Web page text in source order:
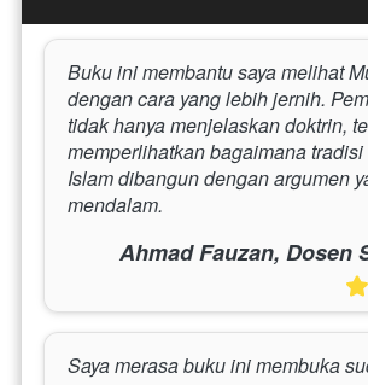
Buku ini membantu saya melihat
dengan cara yang lebih jernih.
tidak hanya menjelaskan doktrin,
memperlihatkan bagaimana
Islam dibangun dengan argumen
mendalam.
Ahmad Fauzan, Dosen
Saya merasa buku ini membuka